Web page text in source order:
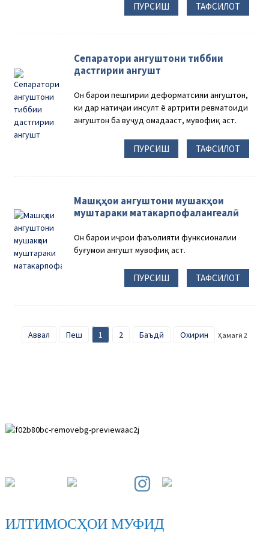
ПУРСИШ ТАФСИЛОТ
Сепаратори ангуштони тиббии
дастгирии ангушт
Он барои пешгирии деформатсияи ангуштон,
ки дар натиҷаи инсулт ё артрити ревматоиди
ангуштон ба вуҷуд омадааст, мувофиқ аст.
ПУРСИШ ТАФСИЛОТ
Машқҳои ангуштони мушакҳои
муштараки матакарпофалангеалӣ
Он барои иҷрои фаъолияти функсионалии
буғумҳои ангушт мувофиқ аст.
ПУРСИШ ТАФСИЛОТ
Аввал Пеш 1 2 Баъдӣ Охирин Ҳамагӣ 2
ИЛТИМОСҲОИ МУФИД